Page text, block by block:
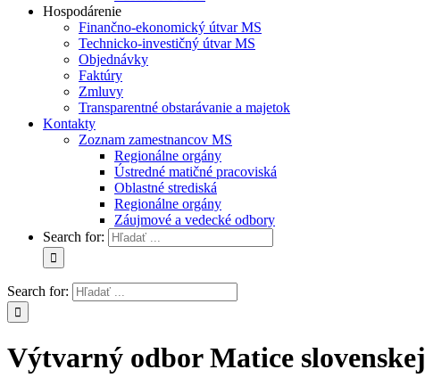
Hospodárenie
Finančno-ekonomický útvar MS
Technicko-investičný útvar MS
Objednávky
Faktúry
Zmluvy
Transparentné obstarávanie a majetok
Kontakty
Zoznam zamestnancov MS
Regionálne orgány
Ústredné matičné pracoviská
Oblastné strediská
Regionálne orgány
Záujmové a vedecké odbory
Search for:
Search for:
Výtvarný odbor Matice slovenskej